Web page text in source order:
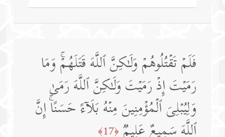
فَلَمۡ تَقۡتُلُوهُمۡ وَلَـٰكِنَّ ٱللَّهَ قَتَلَهُمۡۚ وَمَا
رَمَیۡتَ إِذۡ رَمَیۡتَ وَلَـٰكِنَّ ٱللَّهَ رَمَىٰ
وَلِیُبۡلِیَ ٱلۡمُؤۡمِنِینَ مِنۡهُ بَلَاۤءً حَسَنًاۚ إِنَّ
ٱللَّهَ سَمِیعٌ عَلِیمࣱ ﴿17﴾